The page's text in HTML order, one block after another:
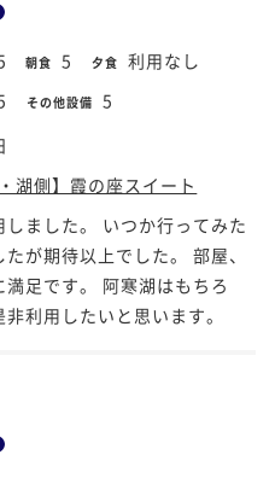
朝食 5 夕食 利用なし
その他設備 5
湖側】霞の座スイート
ました。 いつか行ってみた
が期待以上でした。 部屋、
足です。 阿寒湖はもちろ
利用したいと思います。